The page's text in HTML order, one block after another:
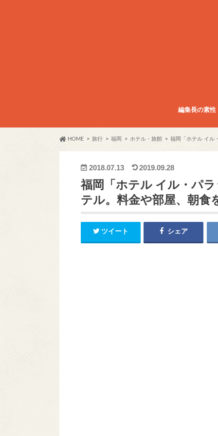
編集長の素性
HOME 旅行 福岡 ホテル・旅館 福岡「ホテル イル
2018.07.13 2019.09.28
福岡「ホテル イル・パ
テル。料金や部屋、朝食
ツイート シェア